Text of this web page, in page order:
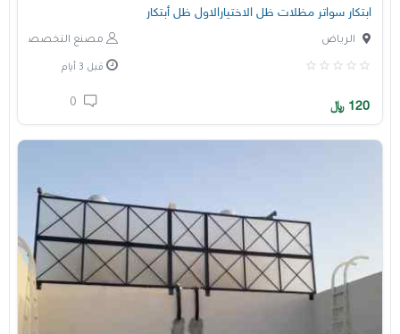
ابتكار سواتر مظلات ظل الاختيارالاول ظل أبتكار
مصنع التخصصي الرياض
قبل 3 أيام
120 ﷼